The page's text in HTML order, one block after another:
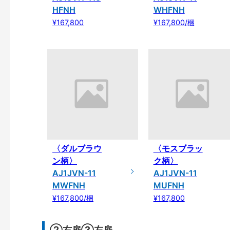
HFNH
¥167,800
WHFNH
¥167,800/梱
〈ダルブラウ
ン柄〉
AJ1JVN-11
MWFNH
¥167,800/梱
〈モスブラッ
ク柄〉
AJ1JVN-11
MUFNH
¥167,800